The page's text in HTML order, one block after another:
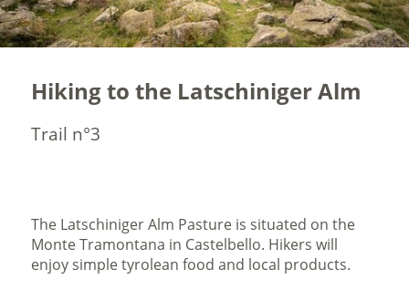
Hiking to the Latschiniger Alm
Trail n°3
The Latschiniger Alm Pasture is situated on the
Monte Tramontana in Castelbello. Hikers will
enjoy simple tyrolean food and local products.